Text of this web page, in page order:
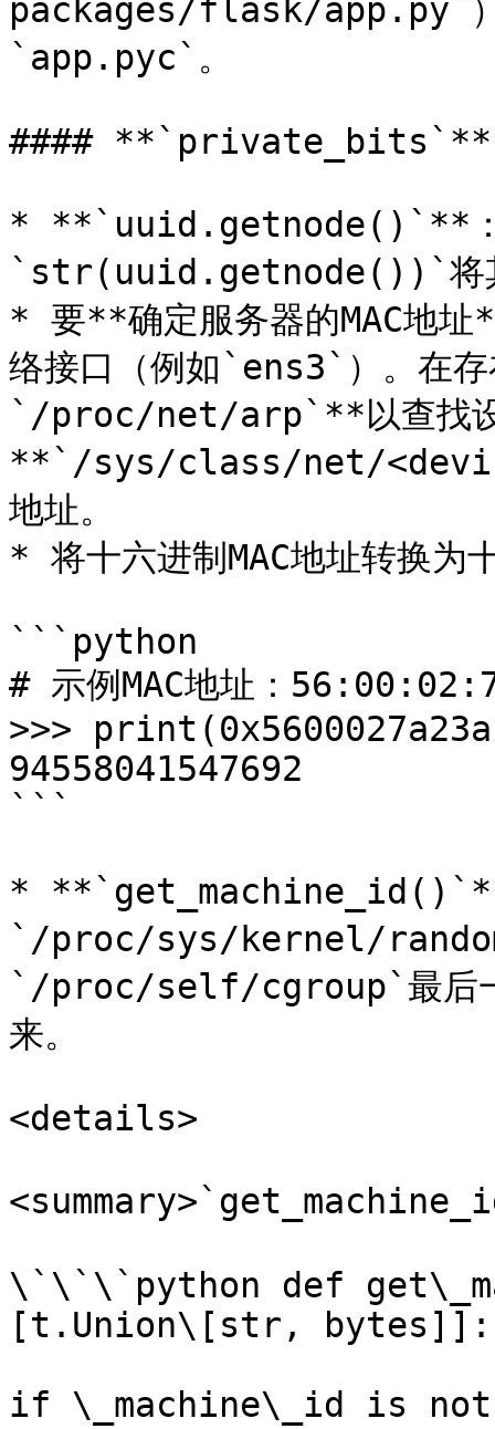
packages/flask/app.py`）
`app.pyc`。
#### **`private_bits`**
* **`uuid.getnode()`**：获
`str(uuid.getnode())`将其
* 要**确定服务器的MAC地址
络接口（例如`ens3`）。在
`/proc/net/arp`**以查找设
**`/sys/class/net/
地址。
* 将十六进制MAC地址转换为
```python
# 示例MAC地址：
>>>
94558041547692
```
*
`/proc/sys/kernel/
`/proc/self/cgroup`最后
来。
<details>
\`\`\`python def
[t.Union\[str, bytes]]:
if \_machine\_id is not